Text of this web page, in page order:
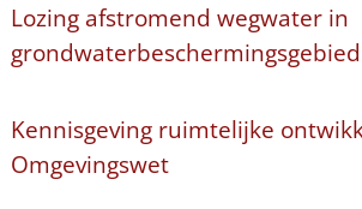
Lozing afstromend wegwater in
grondwaterbeschermingsgebied
Kennisgeving ruimtelijke
Omgevingswet